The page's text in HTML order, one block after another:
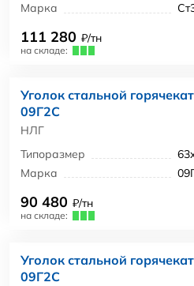
Марка
111 280 ₽/тн
на складе:
Уголок стальной
09Г2С
НЛГ
Типоразмер
Марка
90 480 ₽/тн
на складе:
Уголок стальной
09Г2С